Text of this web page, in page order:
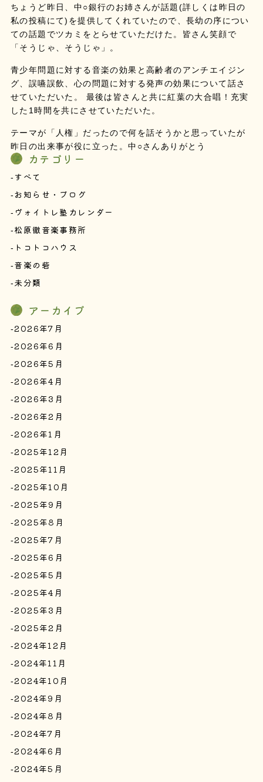
カテゴリー
すべて
お知らせ・ブログ
ヴォイトレ塾カレンダー
松原徹音楽事務所
トコトコハウス
音楽の砦
未分類
アーカイブ
2026年7月
2026年6月
2026年5月
2026年4月
2026年3月
2026年2月
2026年1月
2025年12月
2025年11月
2025年10月
2025年9月
2025年8月
2025年7月
2025年6月
2025年5月
2025年4月
2025年3月
2025年2月
2024年12月
2024年11月
2024年10月
2024年9月
2024年8月
2024年7月
2024年6月
2024年5月
ちょうど昨日、中○銀行のお姉さんが話題(詳しくは昨日の
私の投稿にて)を提供してくれていたので、長幼の序につい
ての話題でツカミをとらせていただけた。皆さん笑顔で
「そうじゃ、そうじゃ」。
青少年問題に対する音楽の効果と高齢者のアンチエイジン
グ、誤嚥誤飲、心の問題に対する発声の効果について話さ
せていただいた。 最後は皆さんと共に紅葉の大合唱！充実
した1時間を共にさせていただいた。
テーマが「人権」だったので何を話そうかと思っていたが
昨日の出来事が役に立った。中○さんありがとう